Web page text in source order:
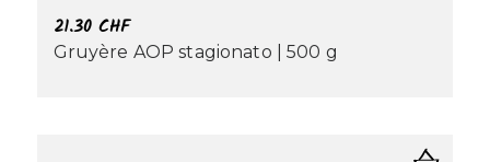
21.30 CHF
Gruyère AOP stagionato | 500 g